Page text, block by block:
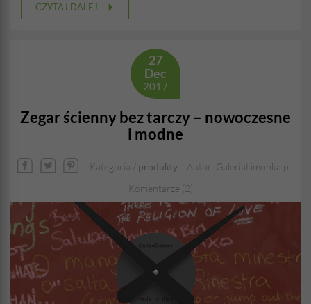
CZYTAJ DALEJ
27
Dec
2017
Zegar ścienny bez tarczy – nowoczesne
i modne
Kategoria / produkty
Autor: GaleriaLimonka.pl
Komentarze (2)